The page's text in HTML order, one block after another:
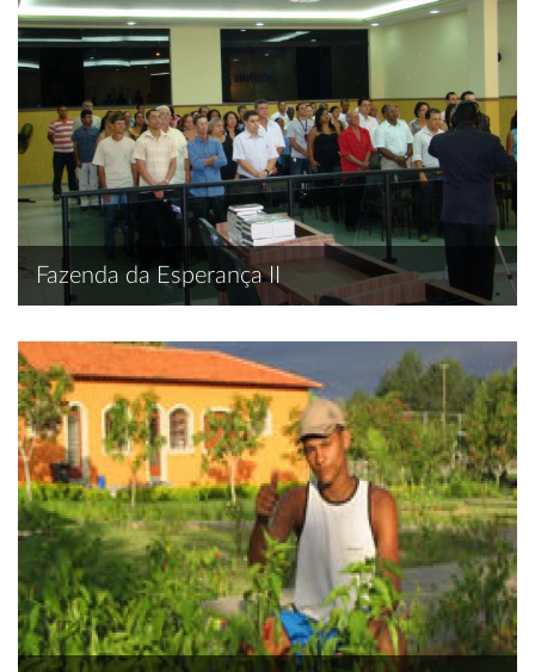
Fazenda da Esperança II